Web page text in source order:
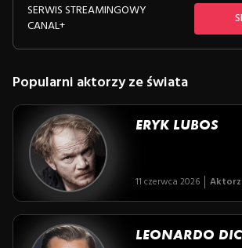
SERWIS STREAMINGOWY
CANAL+
Popularni aktorzy ze świata
ERYK LUBOS
11 czerwca 2026
LEONARDO